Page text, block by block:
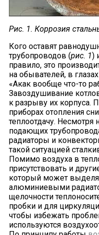
Рис. 1. Коррозия
Кого оставят
трубопроводов (рис. 1)
правило, это
на обывателей, в
«Акак вообще что-то
Завоздушивание
к разрыву их корпуса.
приборах отопления
теплоотдачу.
подающих
радиаторы и
такой ситуацией
Помимо воздуха в
присутствовать и
который может
алюминиевыми
щелочности
пробки и для
чтобы избежать
используются